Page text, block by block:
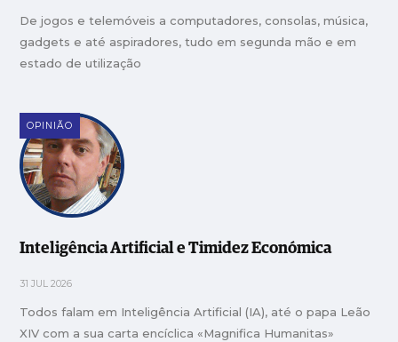
De jogos e telemóveis a computadores, consolas, música,
gadgets e até aspiradores, tudo em segunda mão e em
estado de utilização
OPINIÃO
Inteligência Artificial e Timidez Económica
31 JUL 2026
Todos falam em Inteligência Artificial (IA), até o papa Leão
XIV com a sua carta encíclica «Magnifica Humanitas»